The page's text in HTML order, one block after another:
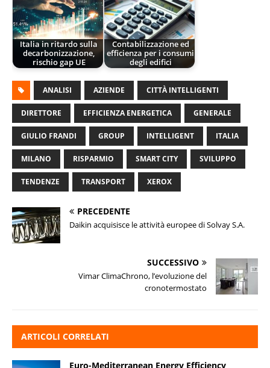
Italia in ritardo sulla
decarbonizzazione,
rischio gap UE
Contabilizzazione ed
efficienza per i consumi
degli edifici
ANALISI AZIENDE CITTÀ INTELLIGENTI
DIRETTORE EFFICIENZA ENERGETICA GENERALE
GIULIO FRANDI GROUP INTELLIGENT ITALIA
MILANO RISPARMIO SMART CITY SVILUPPO
TENDENZE TRANSPORT XEROX
PRECEDENTE
Daikin acquisisce le attività europee di Solvay S.A.
SUCCESSIVO
Vimar ClimaChrono, l’evoluzione del
cronotermostato
ARTICOLI CORRELATI
Euro-Mediterranean Energy Efficiency